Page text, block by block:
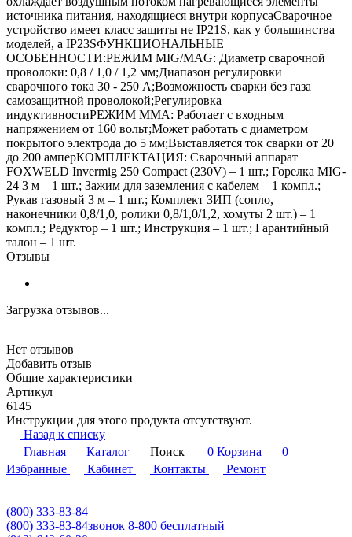
источника питания, находящиеся внутри корпусаСварочное
устройство имеет класс защиты не IP21S, как у большинства
моделей, а IP23SФУНКЦИОНАЛЬНЫЕ
ОСОБЕННОСТИ:РЕЖИМ MIG/MAG: Диаметр сварочной
проволоки: 0,8 / 1,0 / 1,2 мм;Диапазон регулировки
сварочного тока 30 - 250 А;Возможность сварки без газа
самозащитной проволокой;Регулировка
индуктивностиРЕЖИМ MMA: Работает с входным
напряжением от 160 вольт;Может работать с диаметром
покрытого электрода до 5 мм;Выставляется ток сварки от 20
до 200 амперКОМПЛЕКТАЦИЯ: Сварочный аппарат
FOXWELD Invermig 250 Compact (230V) – 1 шт.; Горелка MIG-
24 3 м – 1 шт.; Зажим для заземления с кабелем – 1 компл.;
Рукав газовый 3 м – 1 шт.; Комплект ЗИП (сопло,
наконечники 0,8/1,0, ролики 0,8/1,0/1,2, хомуты 2 шт.) – 1
компл.; Редуктор – 1 шт.; Инструкция – 1 шт.; Гарантийный
талон – 1 шт.
Отзывы
Загрузка отзывов...
Нет отзывов
Добавить отзыв
Общие характеристики
Артикул
6145
Инструкции для этого продукта отсутствуют.
Назад к списку
Главная
Каталог Поиск 0 Корзина
0
Избранные
Кабинет Контакты Ремонт
(800) 333-83-84
(800) 333-83-84звонок 8-800 бесплатный